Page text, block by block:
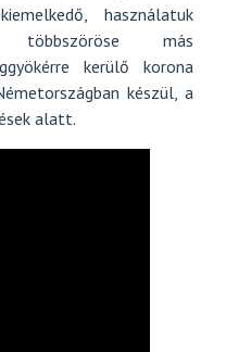
használatuk
többszöröse más
kerülő korona
készül, a
alatt.